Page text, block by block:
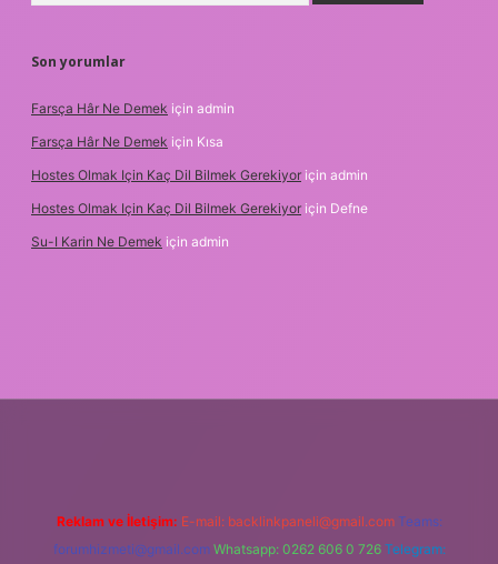
Son yorumlar
Farsça Hâr Ne Demek için admin
Farsça Hâr Ne Demek için Kısa
Hostes Olmak Için Kaç Dil Bilmek Gerekiyor için admin
Hostes Olmak Için Kaç Dil Bilmek Gerekiyor için Defne
Su-I Karin Ne Demek için admin
Reklam ve İletişim: E-mail: backlinkpaneli@gmail.com Teams:
forumhizmeti@gmail.com Whatsapp: 0262 606 0 726 Telegram: